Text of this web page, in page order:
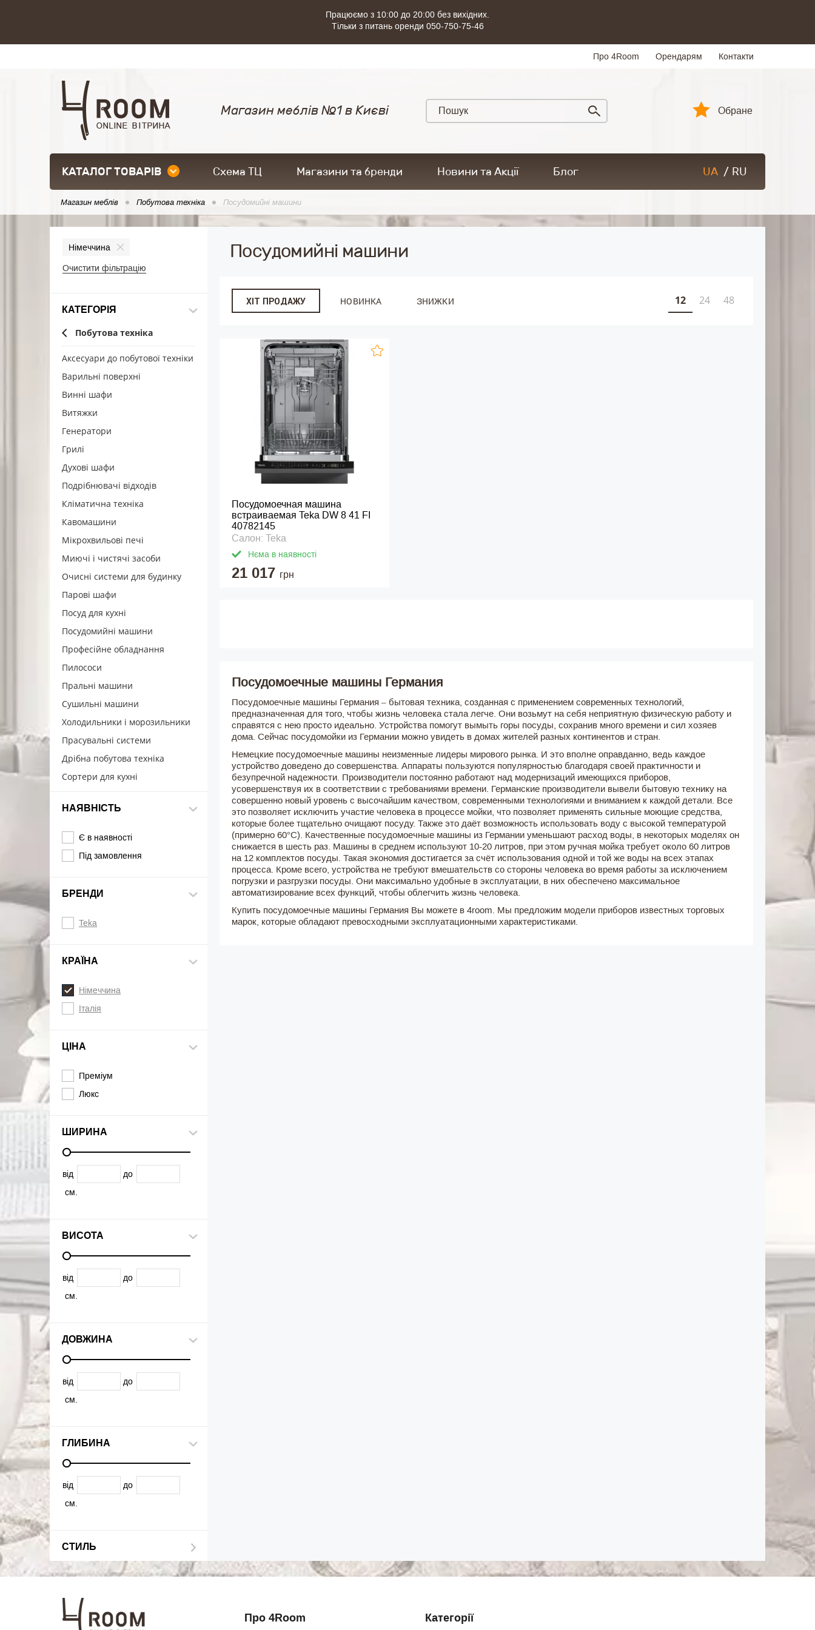
Працюємо з 10:00 до 20:00 без вихідних.
Тільки з питань оренди 050-750-75-46
Про 4Room Орендарям Контакти
Магазин меблів №1 в Києві Обране
КАТАЛОГ ТОВАРІВ Схема ТЦ Магазини та бренди Новини та Акції Блог UA / RU
Магазин меблів Побутова техніка Посудомийні машини
Німеччина
Очистити фільтрацію
КАТЕГОРІЯ
Побутова техніка
Аксесуари до побутової техніки
Варильні поверхні
Винні шафи
Витяжки
Генератори
Грилі
Духові шафи
Подрібнювачі відходів
Кліматична техніка
Кавомашини
Мікрохвильові печі
Миючі і чистячі засоби
Очисні системи для будинку
Парові шафи
Посуд для кухні
Посудомийні машини
Професійне обладнання
Пилососи
Пральні машини
Сушильні машини
Холодильники і морозильники
Прасувальні системи
Дрібна побутова техніка
Сортери для кухні
НАЯВНІСТЬ
Є в наявності
Під замовлення
БРЕНДИ
Teka
КРАЇНА
Німеччина
Італія
ЦІНА
Преміум
Люкс
ШИРИНА
від
до
см.
ВИСОТА
від
до
см.
ДОВЖИНА
від
до
см.
ГЛИБИНА
від
до
см.
СТИЛЬ
Посудомийні машини
ХІТ ПРОДАЖУ НОВИНКА ЗНИЖКИ 12 24 48
Посудомоечная машина
встраиваемая Teka DW 8 41 FI
40782145
Салон: Teka
Нєма в наявності
21 017 грн
Посудомоечные машины Германия
Посудомоечные машины Германия – бытовая техника, созданная с применением современных технологий,
предназначенная для того, чтобы жизнь человека стала легче. Они возьмут на себя неприятную физическую работу и
справятся с нею просто идеально. Устройства помогут вымыть горы посуды, сохранив много времени и сил хозяев
дома. Сейчас посудомойки из Германии можно увидеть в домах жителей разных континентов и стран.
Немецкие посудомоечные машины неизменные лидеры мирового рынка. И это вполне оправданно, ведь каждое
устройство доведено до совершенства. Аппараты пользуются популярностью благодаря своей практичности и
безупречной надежности. Производители постоянно работают над модернизаций имеющихся приборов,
усовершенствуя их в соответствии с требованиями времени. Германские производители вывели бытовую технику на
совершенно новый уровень с высочайшим качеством, современными технологиями и вниманием к каждой детали. Все
это позволяет исключить участие человека в процессе мойки, что позволяет применять сильные моющие средства,
которые более тщательно очищают посуду. Также это даёт возможность использовать воду с высокой температурой
(примерно 60°C). Качественные посудомоечные машины из Германии уменьшают расход воды, в некоторых моделях он
снижается в шесть раз. Машины в среднем используют 10-20 литров, при этом ручная мойка требует около 60 литров
на 12 комплектов посуды. Такая экономия достигается за счёт использования одной и той же воды на всех этапах
процесса. Кроме всего, устройства не требуют вмешательств со стороны человека во время работы за исключением
погрузки и разгрузки посуды. Они максимально удобные в эксплуатации, в них обеспечено максимальное
автоматизирование всех функций, чтобы облегчить жизнь человека.
Купить посудомоечные машины Германия Вы можете в 4room. Мы предложим модели приборов известных торговых
марок, которые обладают превосходными эксплуатационными характеристиками.
Про 4Room Категорії